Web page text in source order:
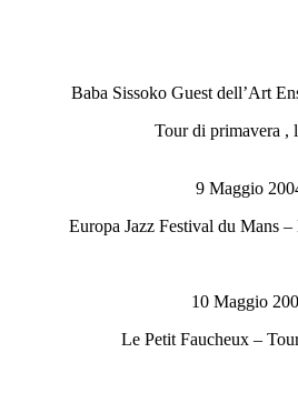
Baba Sissoko Guest dell’Art
Tour di primavera ,
9 Maggio
Europa Jazz Festival du Mans
10 Maggio
Le Petit Faucheux –